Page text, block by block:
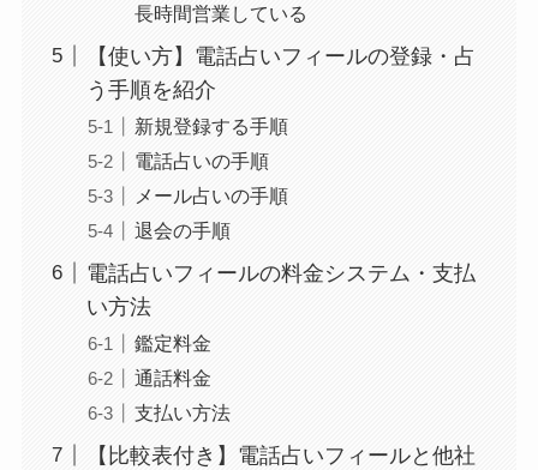
長時間営業している
【使い方】電話占いフィールの登録・占
う手順を紹介
新規登録する手順
電話占いの手順
メール占いの手順
退会の手順
電話占いフィールの料金システム・支払
い方法
鑑定料金
通話料金
支払い方法
【比較表付き】電話占いフィールと他社